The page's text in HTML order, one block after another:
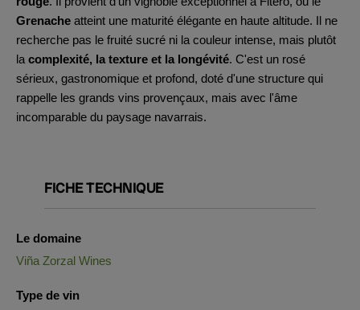
Grenache atteint une maturité élégante en haute altitude. Il ne
recherche pas le fruité sucré ni la couleur intense, mais plutôt
la complexité, la texture et la longévité. C'est un rosé
sérieux, gastronomique et profond, doté d'une structure qui
rappelle les grands vins provençaux, mais avec l'âme
incomparable du paysage navarrais.
FICHE TECHNIQUE
Le domaine
Viña Zorzal Wines
Type de vin